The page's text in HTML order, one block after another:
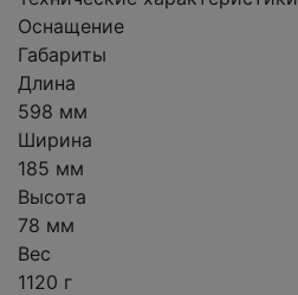
Оснащение
Габариты
Длина
598 мм
Ширина
185 мм
Высота
78 мм
Вес
1120 г